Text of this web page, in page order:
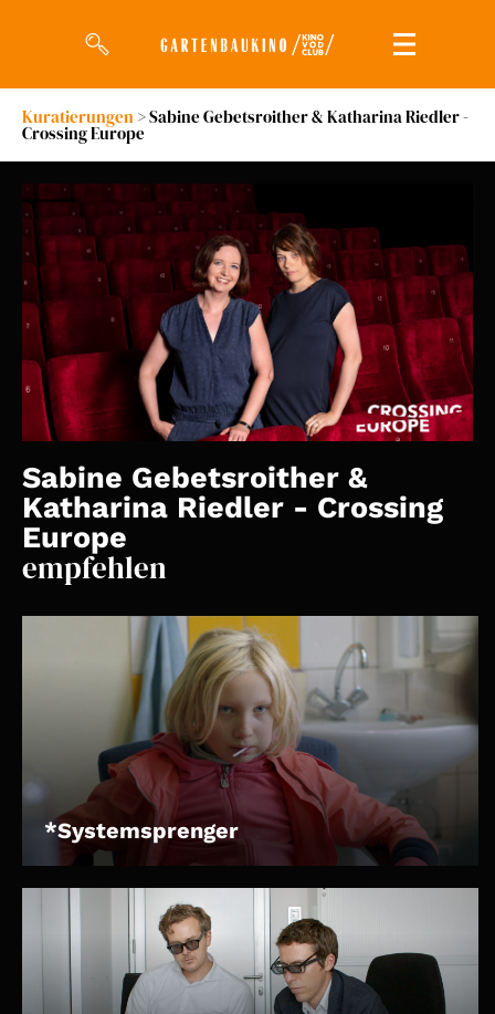
Filme
Magazin
Kuratierungen
Events
So geht’s
Filmpakete
Gutscheine
& Filmpässe
Account
Kuratierungen> Sabine Gebetsroither & Katharina Riedler -
Crossing Europe
Sabine Gebetsroither &
Katharina Riedler - Crossing
Europe
empfehlen
*Systemsprenger